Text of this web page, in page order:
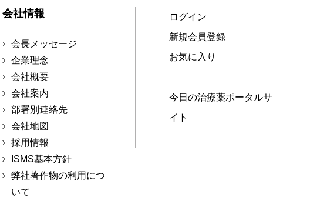
会社情報
会長メッセージ
企業理念
会社概要
会社案内
部署別連絡先
会社地図
採用情報
ISMS基本方針
弊社著作物の利用につ
いて
ログイン
新規会員登録
お気に入り
今日の治療薬ポータルサ
イト